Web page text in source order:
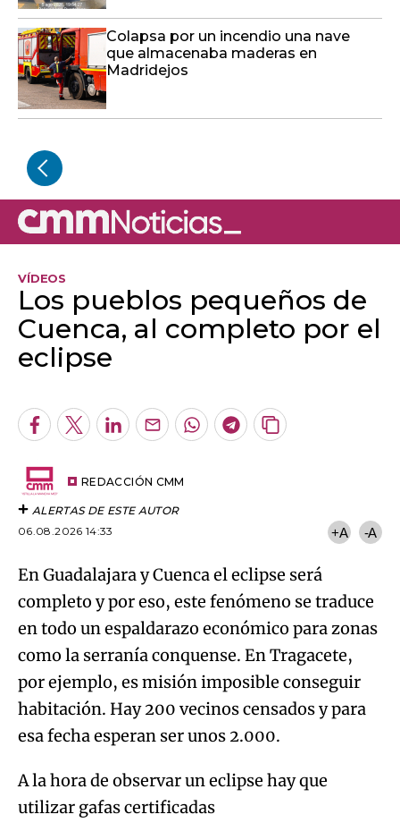
VÍDEOS
Los pueblos pequeños de
Cuenca, al completo por el
eclipse
Facebook
TwitterLinkedInEnviarWhatsapp
TelegramCopiar
ALERTAS DE ESTE AUTOR
06.08.2026 14:33
En Guadalajara y Cuenca el eclipse será
completo y por eso, este fenómeno se traduce
en todo un espaldarazo económico para zonas
como la serranía conquense. En Tragacete,
por ejemplo, es misión imposible conseguir
habitación. Hay 200 vecinos censados y para
esa fecha esperan ser unos 2.000.
A la hora de observar un eclipse hay que
utilizar gafas certificadas
caducado. Antes de usarlas hay que